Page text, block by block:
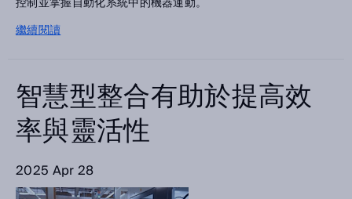
繼續閱讀
智慧型整合有助於提高效
率與靈活性
2025 Apr 28